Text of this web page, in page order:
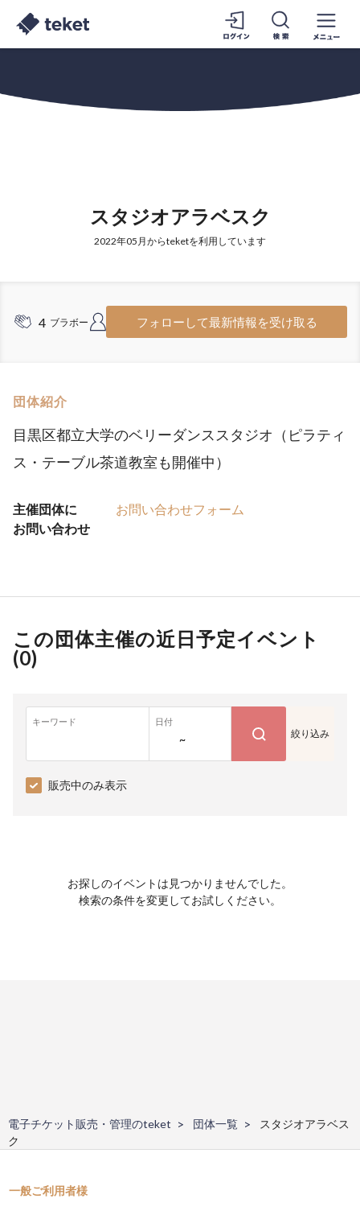
スタジオアラベスク
2022年05月からteketを利用しています
4 ブラボー フォロワー
フォローして最新情報を受け取る
団体紹介
目黒区都立大学のベリーダンススタジオ（ピラティ
ス・テーブル茶道教室も開催中）
主催団体に
お問い合わせ
お問い合わせフォーム
この団体主催の近日予定イベント
(0)
キーワード 日付
~ 絞り込み
販売中のみ表示
お探しのイベントは見つかりませんでした。
検索の条件を変更してお試しください。
電子チケット販売・管理のteket 団体一覧
スタジオアラベス
ク
一般ご利用者様